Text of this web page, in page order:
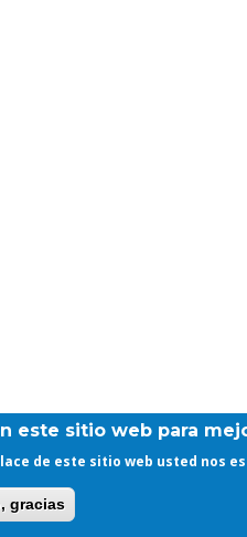
este sitio web para
de este sitio web usted nos
gracias